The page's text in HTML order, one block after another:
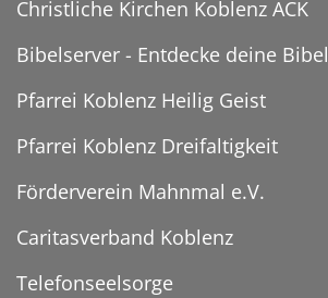
Christliche Kirchen Koblenz ACK
Bibelserver - Entdecke deine Bibel
Pfarrei Koblenz Heilig Geist
Pfarrei Koblenz Dreifaltigkeit
Förderverein Mahnmal e.V.
Caritasverband Koblenz
Telefonseelsorge